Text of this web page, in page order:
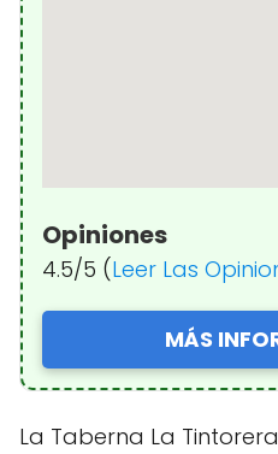
Opiniones
4.5/5 (Leer Las
MÁS
La Taberna La